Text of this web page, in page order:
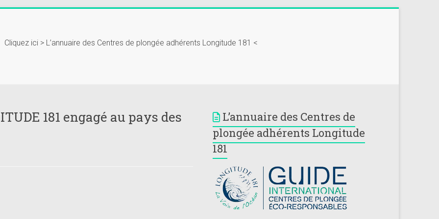
Cliquez ici > L’annuaire des Centres de plongée adhérents Longitude 181 <
181 engagé au pays des
L’annuaire des Centres de
plongée adhérents Longitude
181